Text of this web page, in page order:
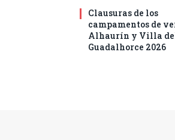
Clausuras de los
campamentos de
Alhaurín y Villa
Guadalhorce 2026